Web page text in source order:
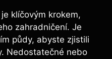
klíčovým krokem,
zahradničení. Je
půdy, abyste zjistili
Nedostatečné nebo